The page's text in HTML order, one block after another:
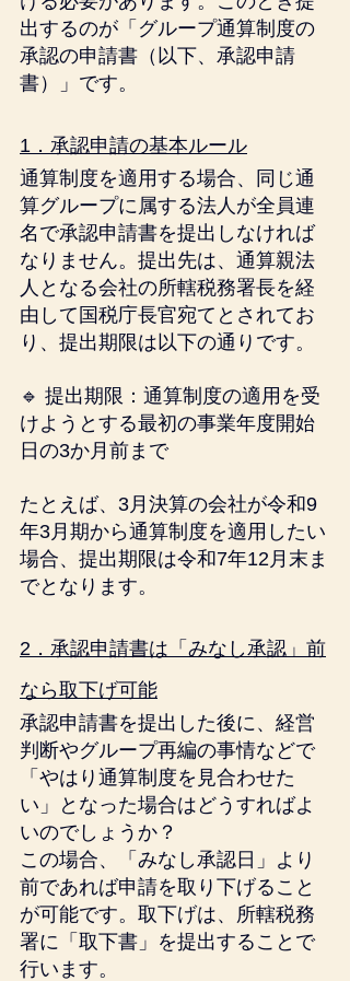
出するのが「グループ通算制度の
承認の申請書（以下、承認申請
書）」です。
1．承認申請の基本ルール
通算制度を適用する場合、同じ通
算グループに属する法人が全員連
名で承認申請書を提出しなければ
なりません。提出先は、通算親法
人となる会社の所轄税務署長を経
由して国税庁長官宛てとされてお
り、提出期限は以下の通りです。
🔹 提出期限：通算制度の適用を受
けようとする最初の事業年度開始
日の3か月前まで
たとえば、3月決算の会社が令和9
年3月期から通算制度を適用したい
場合、提出期限は令和7年12月末ま
でとなります。
2．承認申請書は「みなし承認」前
なら取下げ可能
承認申請書を提出した後に、経営
判断やグループ再編の事情などで
「やはり通算制度を見合わせた
い」となった場合はどうすればよ
いのでしょうか？
この場合、「みなし承認日」より
前であれば申請を取り下げること
が可能です。取下げは、所轄税務
署に「取下書」を提出することで
行います。